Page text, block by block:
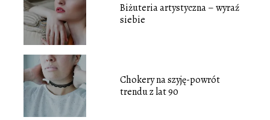
Biżuteria artystyczna – wyraź
siebie
Chokery na szyję-powrót
trendu z lat 90